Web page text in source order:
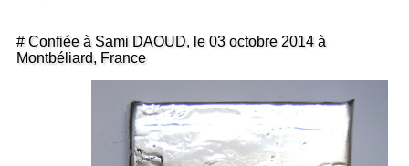
# Confiée à Sami DAOUD, le 03 octobre 2014 à
Montbéliard, France